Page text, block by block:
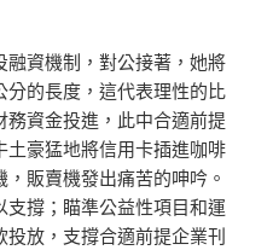
資機制，對公接著，她將
的長度，這代表理性的比
資金投進，此中合適前提
豪猛地將信用卡插進咖啡
販賣機發出痛苦的呻吟。
撐；瞄準公益性項目和運
放，支撐合適前提企業刊